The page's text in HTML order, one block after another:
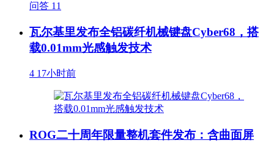
问答 11
瓦尔基里发布全铝碳纤机械键盘Cyber68，搭
载0.01mm光感触发技术
4 17小时前
ROG二十周年限量整机套件发布：含曲面屏